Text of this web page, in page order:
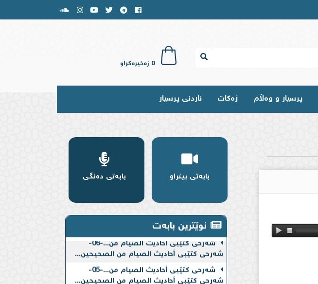
0 زەخیرەکراو
پرسیار و وەڵام زەکات ناردنی پرسیار
بابەتی بینراو بابەتی دەنگی
نوێترین بابەت
شەرحی کتێبی أحادیث الصیام من...-06-
شەرحی کتێبی أحادیث الصیام من الصحیحین...
شەرحی کتێبی أحادیث الصیام من الصحیحین...